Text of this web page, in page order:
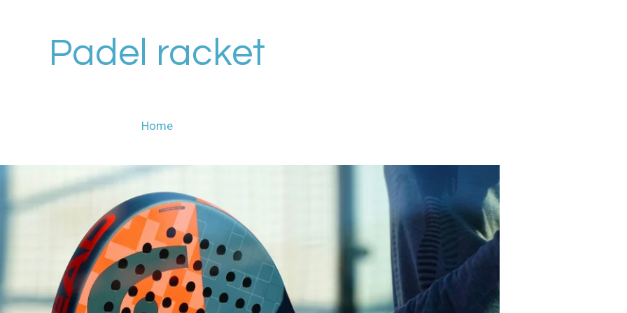
Padel racket
Home